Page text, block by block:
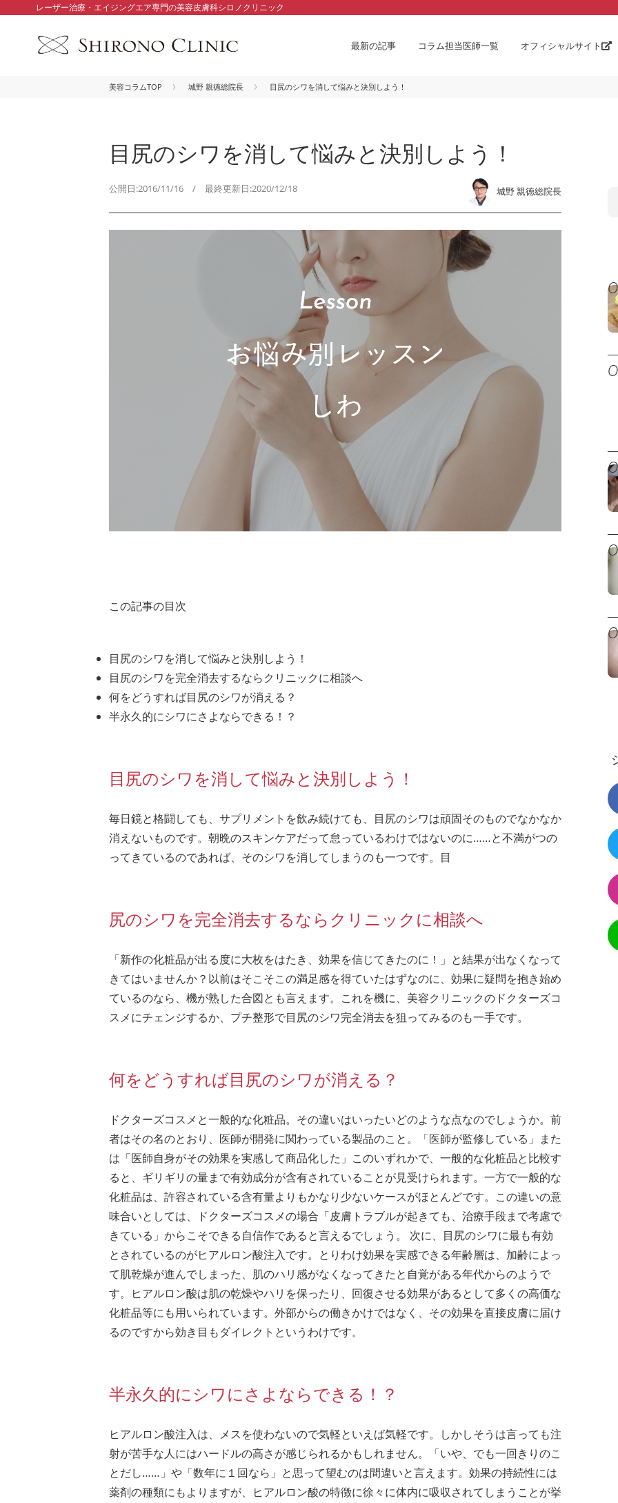
レーザー治療・エイジングエア専門の美容皮膚科シロノクリニック
最新の記事 コラム担当医師一覧 オフィシャルサイト
美容コラムTOP 城野 親徳総院長 目尻のシワを消して悩みと決別しよう！
目尻のシワを消して悩みと決別しよう！
公開日:2016/11/16 / 最終更新日:2020/12/18 城野 親徳総院長
この記事の目次
目尻のシワを消して悩みと決別しよう！
目尻のシワを完全消去するならクリニックに相談へ
何をどうすれば目尻のシワが消える？
半永久的にシワにさよならできる！？
目尻のシワを消して悩みと決別しよう！
毎日鏡と格闘しても、サプリメントを飲み続けても、目尻のシワは頑固そのものでなかなか
消えないものです。朝晩のスキンケアだって怠っているわけではないのに……と不満がつの
ってきているのであれば、そのシワを消してしまうのも一つです。目
尻のシワを完全消去するならクリニックに相談へ
「新作の化粧品が出る度に大枚をはたき、効果を信じてきたのに！」と結果が出なくなって
きてはいませんか？以前はそこそこの満足感を得ていたはずなのに、効果に疑問を抱き始め
ているのなら、機が熟した合図とも言えます。これを機に、美容クリニックのドクターズコ
スメにチェンジするか、プチ整形で目尻のシワ完全消去を狙ってみるのも一手です。
何をどうすれば目尻のシワが消える？
ドクターズコスメと一般的な化粧品。その違いはいったいどのような点なのでしょうか。前
者はその名のとおり、医師が開発に関わっている製品のこと。「医師が監修している」また
は「医師自身がその効果を実感して商品化した」このいずれかで、一般的な化粧品と比較す
ると、ギリギリの量まで有効成分が含有されていることが見受けられます。一方で一般的な
化粧品は、許容されている含有量よりもかなり少ないケースがほとんどです。この違いの意
味合いとしては、ドクターズコスメの場合「皮膚トラブルが起きても、治療手段まで考慮で
きている」からこそできる自信作であると言えるでしょう。 次に、目尻のシワに最も有効
とされているのがヒアルロン酸注入です。とりわけ効果を実感できる年齢層は、加齢によっ
て肌乾燥が進んでしまった、肌のハリ感がなくなってきたと自覚がある年代からのようで
す。ヒアルロン酸は肌の乾燥やハリを保ったり、回復させる効果があるとして多くの高価な
化粧品等にも用いられています。外部からの働きかけではなく、その効果を直接皮膚に届け
るのですから効き目もダイレクトというわけです。
半永久的にシワにさよならできる！？
ヒアルロン酸注入は、メスを使わないので気軽といえば気軽です。しかしそうは言っても注
射が苦手な人にはハードルの高さが感じられるかもしれません。「いや、でも一回きりのこ
とだし……」や「数年に１回なら」と思って望むのは間違いと言えます。効果の持続性には
薬剤の種類にもよりますが、ヒアルロン酸の特徴に徐々に体内に吸収されてしまうことが挙